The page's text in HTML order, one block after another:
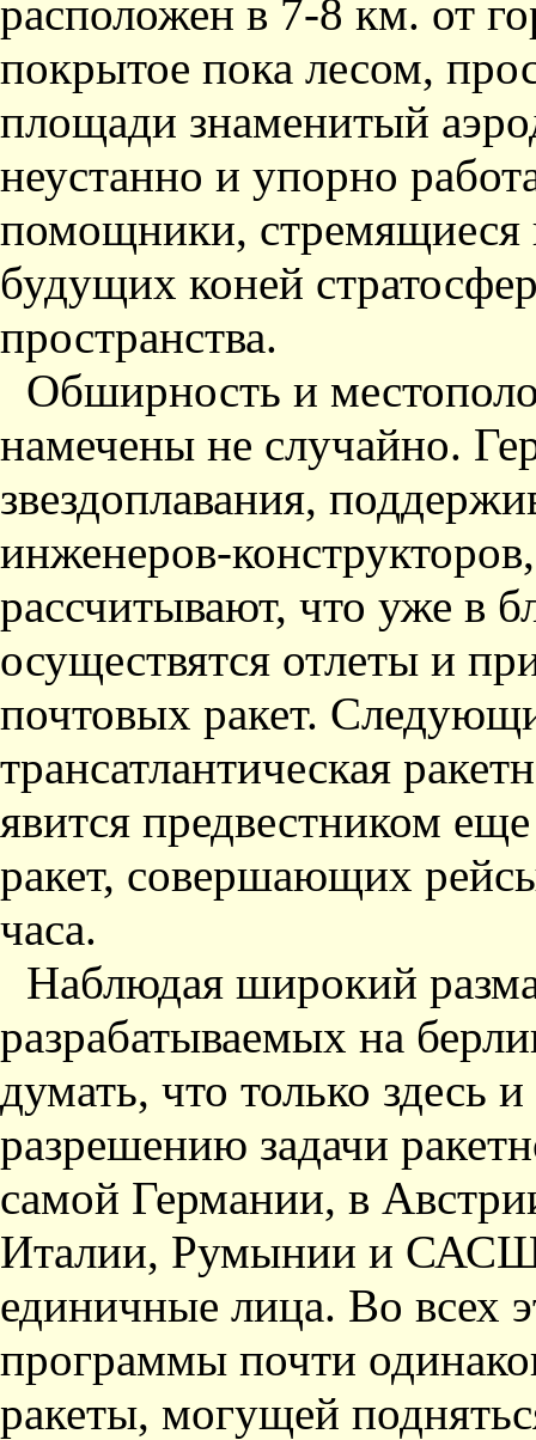
расположен в 7-8 км. от
покрытое пока лесом,
площади знаменитый
неустанно и упорно
помощники, стремящиеся
будущих коней
пространства.
Обширность и
намечены не случайно.
звездоплавания,
инженеров-
рассчитывают, что уже в
осуществятся отлеты и
почтовых ракет.
трансатлантическая
явится предвестником
ракет, совершающих
часа.
Наблюдая широкий
разрабатываемых на
думать, что только здесь
разрешению задачи
самой Германии, в
Италии, Румынии и САСШ
единичные лица. Во всех
программы почти
ракеты, могущей